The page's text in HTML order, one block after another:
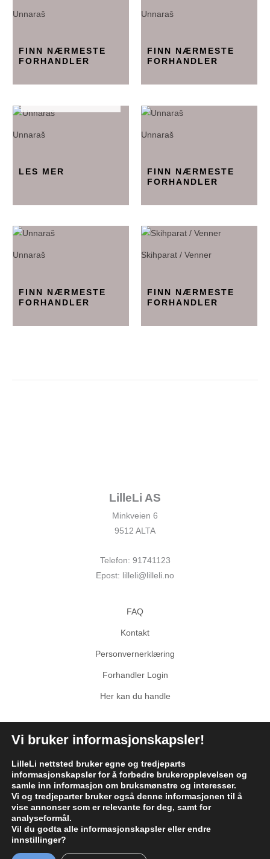
Unnaraš
FINN NÆRMESTE
FORHANDLER
Unnaraš
FINN NÆRMESTE
FORHANDLER
Unnaraš
LES MER
Unnaraš
FINN NÆRMESTE
FORHANDLER
Unnaraš
FINN NÆRMESTE
FORHANDLER
Skihparat / Venner
FINN NÆRMESTE
FORHANDLER
LilleLi AS
Minkveien 6
9512 ALTA
Telefon: 91741123
Epost: lilleli@lilleli.no
FAQ
Kontakt
Personvernerklæring
Forhandler Login
Her kan du handle
Facebook
Instagram
TikTok
Copyright © 2026 LilleLi AS
Vi bruker informasjonskapsler!
LilleLi nettsted bruker egne og tredjeparts
informasjonskapsler for å forbedre brukeropplevelsen og
samle inn informasjon om bruksmønstre og interesser.
Vi og tredjeparter bruker også denne informasjonen til å
vise annonser som er relevante for deg, samt for
analyseformål.
Vil du godta alle informasjonskapsler eller endre
innstillinger?